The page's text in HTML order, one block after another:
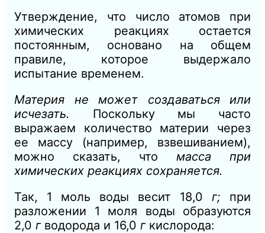
Утверждение, что число атомов при
химических реакциях остается
постоянным, основано на общем
правиле, которое выдержало
испытание временем.
Материя не может создаваться или
исчезать. Поскольку мы часто
выражаем количество материи через
ее массу (например, взвешиванием),
можно сказать, что масса при
химических реакциях сохраняется.
Так, 1 моль воды весит 18,0 г; при
разложении 1 моля воды образуются
2,0 г водорода и 16,0 г кислорода: